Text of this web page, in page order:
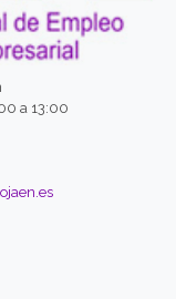
a 13:00